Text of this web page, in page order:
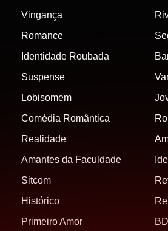
Vingança
Romance
Identidade Roubada
Suspense
Lobisomem
Comédia Romântica
Realidade
Amantes da Faculdade
Sitcom
Histórico
Primeiro Amor